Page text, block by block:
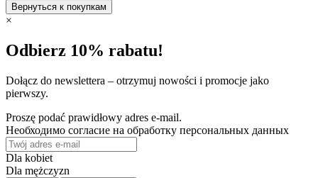
Вернуться к покупкам
×
Odbierz 10% rabatu!
Dołącz do newslettera – otrzymuj nowości i promocje jako
pierwszy.
Proszę podać prawidłowy adres e-mail.
Необходимо согласие на обработку персональных данных
Dla kobiet
Dla mężczyzn